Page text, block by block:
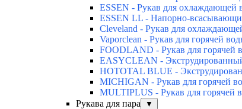
ESSEN - Рукав для охлаждающей
ESSEN LL - Напорно-
Cleveland - Рукав для
Vaporclean - Рукав для горячей
FOODLAND - Рукав для горячей
EASYCLEAN -
HOTOTAL BLUE -
MICHIGAN - Рукав для горячей
MULTIPLUS - Рукав для горячей
Рукава для пара
▼